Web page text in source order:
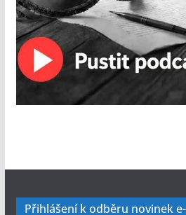
Přihlášení k odběru novinek